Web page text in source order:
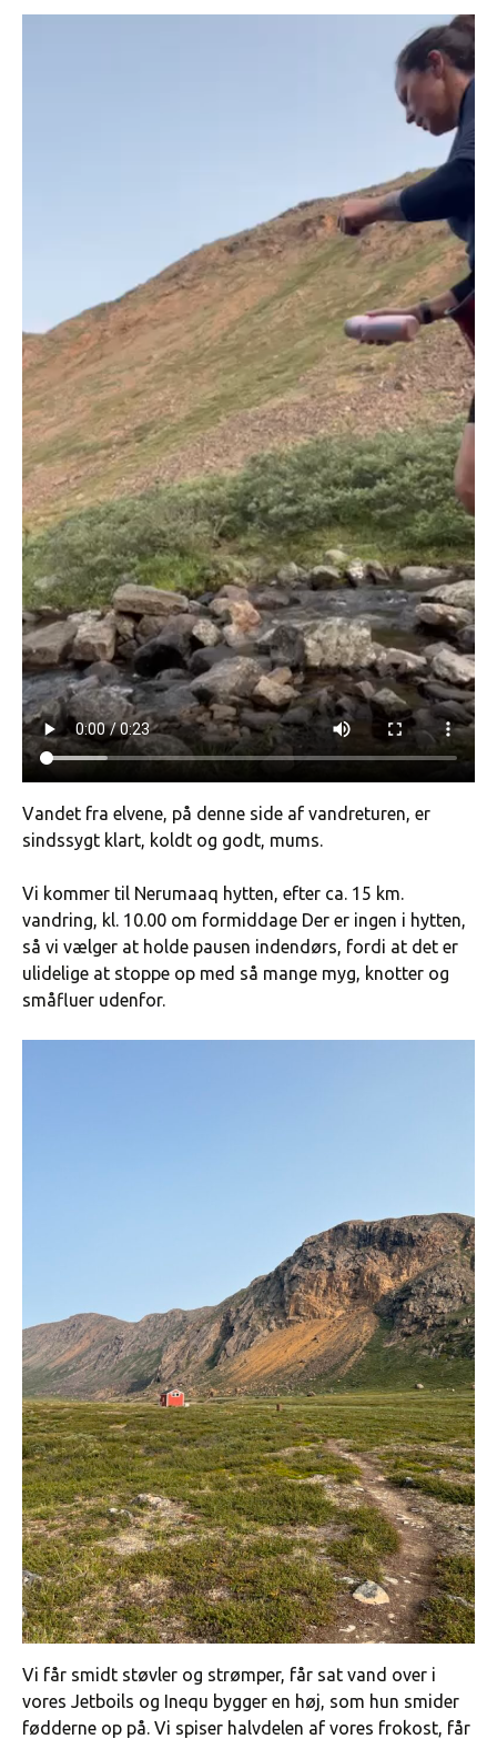
Vandet fra elvene, på denne side af vandreturen, er
sindssygt klart, koldt og godt, mums.
Vi kommer til Nerumaaq hytten, efter ca. 15 km.
vandring, kl. 10.00 om formiddage Der er ingen i hytten,
så vi vælger at holde pausen indendørs, fordi at det er
ulidelige at stoppe op med så mange myg, knotter og
småfluer udenfor.
Vi får smidt støvler og strømper, får sat vand over i
vores Jetboils og Inequ bygger en høj, som hun smider
fødderne op på. Vi spiser halvdelen af vores frokost, får